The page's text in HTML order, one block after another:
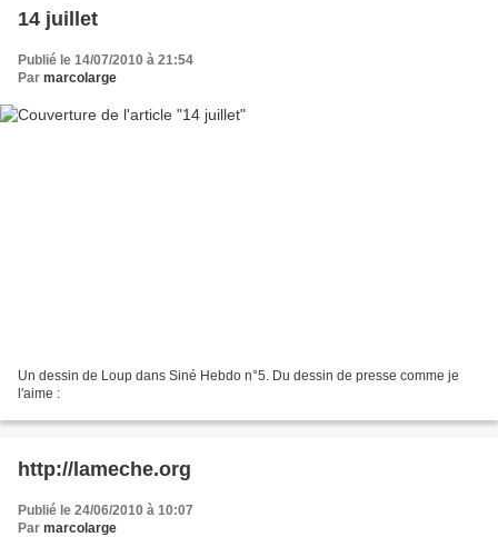
14 juillet
Publié le 14/07/2010 à 21:54
Par marcolarge
Un dessin de Loup dans Siné Hebdo n°5. Du dessin de presse comme je
l'aime :
http://lameche.org
Publié le 24/06/2010 à 10:07
Par marcolarge